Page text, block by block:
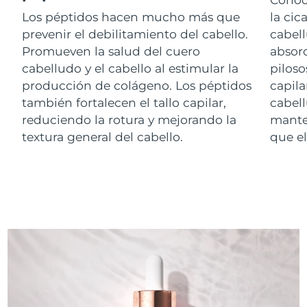
Los péptidos hacen mucho más que
prevenir el debilitamiento del cabello.
Promueven la salud del cuero
cabelludo y el cabello al estimular la
producción de colágeno. Los péptidos
también fortalecen el tallo capilar,
reduciendo la rotura y mejorando la
textura general del cabello.
la
que
RAE de Macao
(China)
Entrega prevista 8/12/26
Malasia 8/13/26
Malta Entrega prevista 8/10/26
México Entrega prevista 8/14/26
Entrega prevista
Entrega prevista